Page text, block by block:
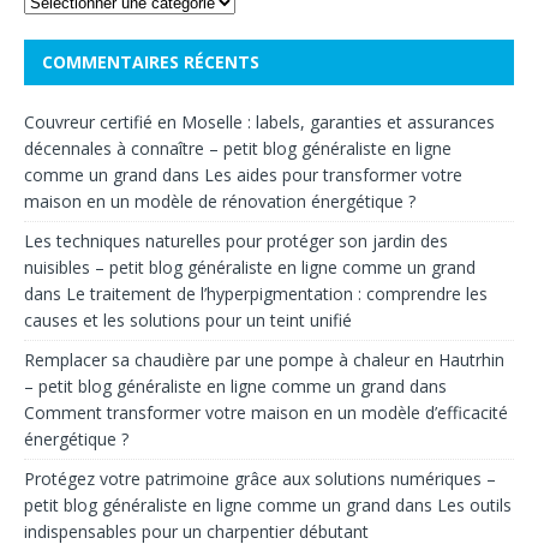
COMMENTAIRES RÉCENTS
Couvreur certifié en Moselle : labels, garanties et assurances
décennales à connaître – petit blog généraliste en ligne
comme un grand dans Les aides pour transformer votre
maison en un modèle de rénovation énergétique ?
Les techniques naturelles pour protéger son jardin des
nuisibles – petit blog généraliste en ligne comme un grand
dans Le traitement de l’hyperpigmentation : comprendre les
causes et les solutions pour un teint unifié
Remplacer sa chaudière par une pompe à chaleur en Hautrhin
– petit blog généraliste en ligne comme un grand dans
Comment transformer votre maison en un modèle d’efficacité
énergétique ?
Protégez votre patrimoine grâce aux solutions numériques –
petit blog généraliste en ligne comme un grand dans Les outils
indispensables pour un charpentier débutant